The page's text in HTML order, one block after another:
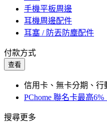
手機平板周邊
耳機周邊配件
耳塞 / 防丟防塵配件
付款方式
查看
信用卡、無卡分期、
PChome 聯名卡最高
搜尋更多